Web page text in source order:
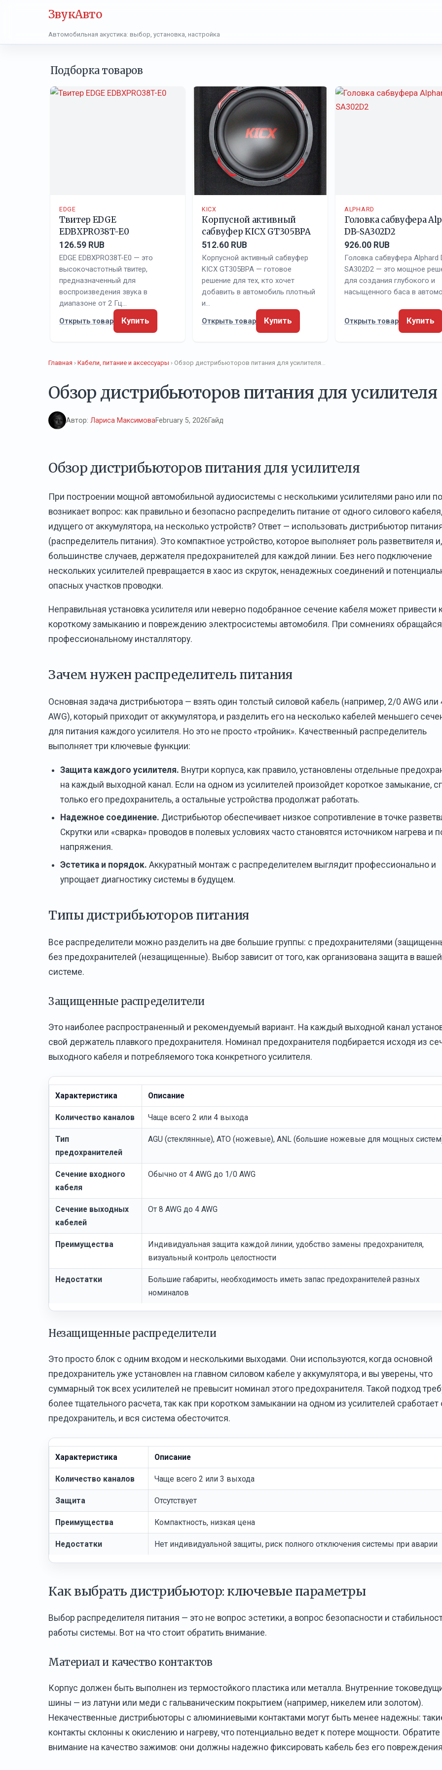
ЗвукАвто
Автомобильная акустика: выбор, установка, настройка
Подборка товаров
EDGE
Твитер EDGE
EDBXPRO38T-E0
126.59 RUB
EDGE EDBXPRO38T-E0 — это
высокочастотный твитер,
предназначенный для
воспроизведения звука в
диапазоне от 2 Гц…
Открыть товар
Купить
KICX
Корпусной активный
сабвуфер KICX GT305BPA
512.60 RUB
Корпусной активный сабвуфер
KICX GT305BPA — готовое
решение для тех, кто хочет
добавить в автомобиль плотный
и…
Открыть товар
Купить
ALPHARD
Головка сабвуфера
DB-SA302D2
926.00 RUB
Головка сабвуфера Alphard
SA302D2 — это мощное
для создания глубокого и
насыщенного баса в
Открыть товар Купить
Главная › Кабели, питание и аксессуары › Обзор дистрибьюторов питания для усилителя…
Обзор дистрибьюторов питания для усилителя
Автор: Лариса МаксимоваFebruary 5, 2026Гайд
Обзор дистрибьюторов питания для усилителя
При построении мощной автомобильной аудиосистемы с несколькими усилителями рано или
возникает вопрос: как правильно и безопасно распределить питание от одного силового кабеля,
идущего от аккумулятора, на несколько устройств? Ответ — использовать дистрибьютор
(распределитель питания). Это компактное устройство, которое выполняет роль разветвителя
большинстве случаев, держателя предохранителей для каждой линии. Без него подключение
нескольких усилителей превращается в хаос из скруток, ненадежных соединений и
опасных участков проводки.
Неправильная установка усилителя или неверно подобранное сечение кабеля может привести
короткому замыканию и повреждению электросистемы автомобиля. При сомнениях
профессиональному инсталлятору.
Зачем нужен распределитель питания
Основная задача дистрибьютора — взять один толстый силовой кабель (например, 2/0 AWG или
AWG), который приходит от аккумулятора, и разделить его на несколько кабелей меньшего
для питания каждого усилителя. Но это не просто «тройник». Качественный распределитель
выполняет три ключевые функции:
Защита каждого усилителя. Внутри корпуса, как правило, установлены отдельные
на каждый выходной канал. Если на одном из усилителей произойдет короткое замыкание,
только его предохранитель, а остальные устройства продолжат работать.
Надежное соединение. Дистрибьютор обеспечивает низкое сопротивление в точке
Скрутки или «сварка» проводов в полевых условиях часто становятся источником нагрева и
напряжения.
Эстетика и порядок. Аккуратный монтаж с распределителем выглядит профессионально и
упрощает диагностику системы в будущем.
Типы дистрибьюторов питания
Все распределители можно разделить на две большие группы: с предохранителями
без предохранителей (незащищенные). Выбор зависит от того, как организована защита в вашей
системе.
Защищенные распределители
Это наиболее распространенный и рекомендуемый вариант. На каждый выходной канал
свой держатель плавкого предохранителя. Номинал предохранителя подбирается исходя из
выходного кабеля и потребляемого тока конкретного усилителя.
Характеристика Описание
Количество каналов Чаще всего 2 или 4 выхода
Тип
предохранителей
AGU (стеклянные), ATO (ножевые), ANL (большие ножевые для мощных
Сечение входного
кабеля
Обычно от 4 AWG до 1/0 AWG
Сечение выходных
кабелей
От 8 AWG до 4 AWG
Преимущества
Индивидуальная защита каждой линии, удобство замены предохранителя,
визуальный контроль целостности
Недостатки
Большие габариты, необходимость иметь запас предохранителей разных
номиналов
Незащищенные распределители
Это просто блок с одним входом и несколькими выходами. Они используются, когда основной
предохранитель уже установлен на главном силовом кабеле у аккумулятора, и вы уверены, что
суммарный ток всех усилителей не превысит номинал этого предохранителя. Такой подход
более тщательного расчета, так как при коротком замыкании на одном из усилителей
предохранитель, и вся система обесточится.
Характеристика Описание
Количество каналов Чаще всего 2 или 3 выхода
Защита Отсутствует
Преимущества Компактность, низкая цена
Недостатки Нет индивидуальной защиты, риск полного отключения системы при аварии
Как выбрать дистрибьютор: ключевые параметры
Выбор распределителя питания — это не вопрос эстетики, а вопрос безопасности и
работы системы. Вот на что стоит обратить внимание.
Материал и качество контактов
Корпус должен быть выполнен из термостойкого пластика или металла. Внутренние
шины — из латуни или меди с гальваническим покрытием (например, никелем или золотом).
Некачественные дистрибьюторы с алюминиевыми контактами могут быть менее надежны:
контакты склонны к окислению и нагреву, что потенциально ведет к потере мощности. Обратите
внимание на качество зажимов: они должны надежно фиксировать кабель без его